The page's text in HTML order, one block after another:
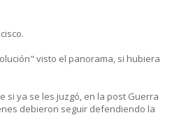
visto el panorama, si hubiera
si ya se les juzgó, en la post Guerra
debieron seguir defendiendo la